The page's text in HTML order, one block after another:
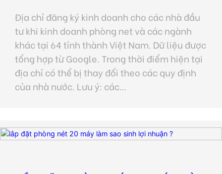
Địa chỉ đăng ký kinh doanh cho các nhà đầu
tư khi kinh doanh phòng net và các ngành
khác tại 64 tỉnh thành Việt Nam. Dữ liệu được
tổng hợp từ Google. Trong thời điểm hiện tại
địa chỉ có thể bị thay đổi theo các quy định
của nhà nước. Lưu ý: các…